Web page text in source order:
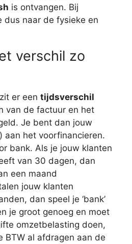
is ontvangen. Bij
dus naar de fysieke en
verschil zo
er een tijdsverschil
van de factuur en het
Je bent dan jouw
aan het voorfinancieren.
bank. Als je jouw klanten
van 30 dagen, dan
een maand
jouw klanten
dan speel je ‘bank’
je groot genoeg en moet
omzetbelasting doen,
BTW al afdragen aan de